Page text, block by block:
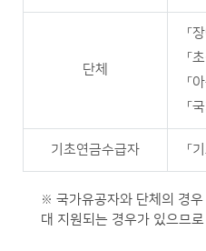
단체
「
「
「
「
기초연금수급자 「
※ 국가유공자와 단체의 경
대 지원되는 경우가 있으므